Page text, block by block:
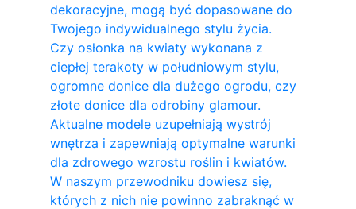
dekoracyjne, mogą być dopasowane do
Twojego indywidualnego stylu życia.
Czy osłonka na kwiaty wykonana z
ciepłej terakoty w południowym stylu,
ogromne donice dla dużego ogrodu, czy
złote donice dla odrobiny glamour.
Aktualne modele uzupełniają wystrój
wnętrza i zapewniają optymalne warunki
dla zdrowego wzrostu roślin i kwiatów.
W naszym przewodniku dowiesz się,
których z nich nie powinno zabraknąć w